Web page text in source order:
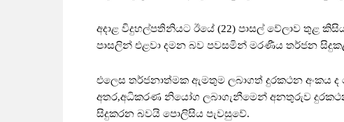
අදාළ විදුහල්පතිනියට ඊයේ (22) පාසල් වේලාව තුළ
පාසලින් එළවා දමන බව පවසමින් මරණීය තර්ජන
එලෙස තර්ජනාත්මක ඇමතුම ලබාගත් දුරකථන අංකය
අතර,අධිකරණ නියෝග ලබාගැනීමෙන් අනතුරුව
සිදුකරන බවයි පොලිසිය පැවසුවේ.